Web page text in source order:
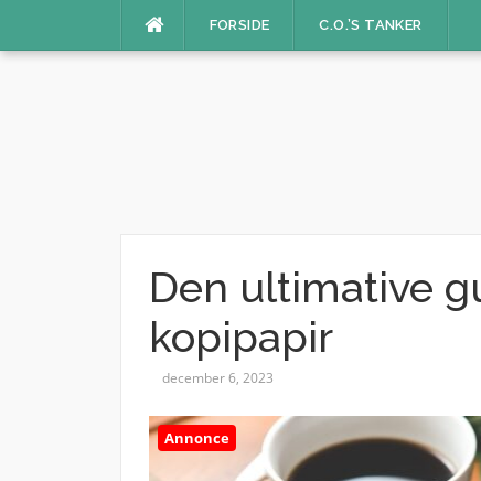
FORSIDE C.O.’S TANKER
Den ultimative
kopipapir
december 6, 2023
Annonce